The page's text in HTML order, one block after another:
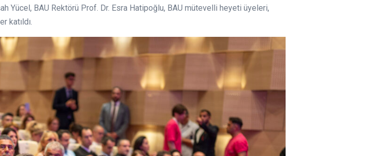
Yücel, BAU Rektörü Prof. Dr. Esra Hatipoğlu, BAU mütevelli heyeti üyeleri,
katıldı.